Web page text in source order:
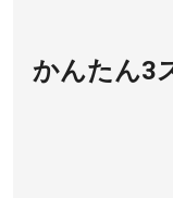
かんたん3